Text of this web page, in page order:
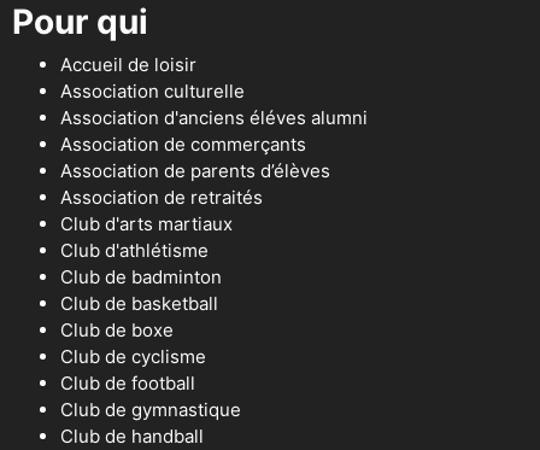
Pour qui
Accueil de loisir
Association culturelle
Association d'anciens éléves alumni
Association de commerçants
Association de parents d’élèves
Association de retraités
Club d'arts martiaux
Club d'athlétisme
Club de badminton
Club de basketball
Club de boxe
Club de cyclisme
Club de football
Club de gymnastique
Club de handball